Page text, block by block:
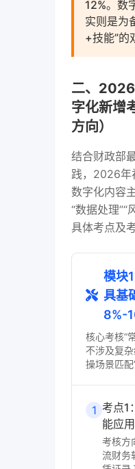
12%。数
实则是为
+技能”的
二、
字化新增
方向）
结合财政部
践，2026年
数字化内容
“数据处理”“
具体考点及
模块
具基
8%-
核心考核“
不涉及复
操场景匹配”
1 考点1
能应用
考核方
流财务